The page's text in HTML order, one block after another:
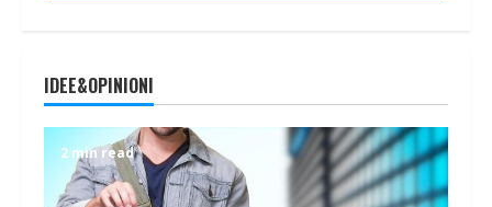
IDEE&OPINIONI
2 min read